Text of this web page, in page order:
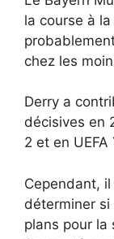
la course à
chez les
Derry a
décisives en
2 et en
Cependant,
déterminer si
plans pour la